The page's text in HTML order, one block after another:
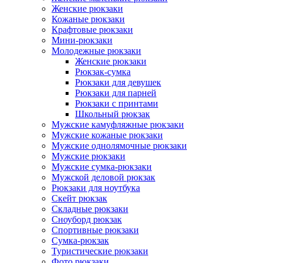
Женские рюкзаки
Кожаные рюкзаки
Крафтовые рюкзаки
Мини-рюкзаки
Молодежные рюкзаки
Женские рюкзаки
Рюкзак-сумка
Рюкзаки для девушек
Рюкзаки для парней
Рюкзаки с принтами
Школьный рюкзак
Мужские камуфляжные рюкзаки
Мужские кожаные рюкзаки
Мужские однолямочные рюкзаки
Мужские рюкзаки
Мужские сумка-рюкзаки
Мужской деловой рюкзак
Рюкзаки для ноутбука
Скейт рюкзак
Складные рюкзаки
Сноуборд рюкзак
Спортивные рюкзаки
Сумка-рюкзак
Туристические рюкзаки